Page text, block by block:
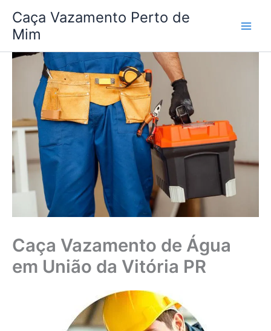
para
conteúdo
Caça Vazamento Perto de
Mim
Caça Vazamento de Água
em União da Vitória PR